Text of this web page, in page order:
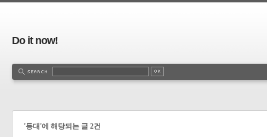
Do it now!
'등대'에 해당되는 글 2건